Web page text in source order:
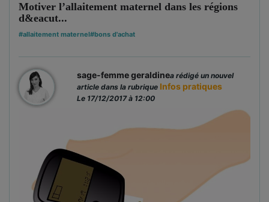
Motiver l’allaitement maternel dans les régions
d&eacut...
#allaitement maternel#bons d'achat
sage-femme geraldinea rédigé un nouvel
article dans la rubrique Infos pratiques
Le 17/12/2017 à 12:00